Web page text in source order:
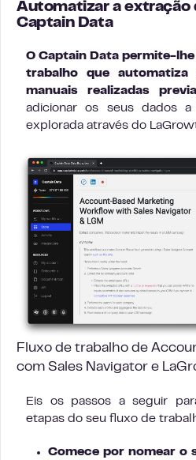
Automatizar a extração
Captain Data
O Captain Data permite-
trabalho que automatiza
manuais realizadas
adicionar os seus dados
explorada através do
Fluxo de trabalho de
com Sales Navigator e
Eis os passos a seguir
etapas do seu fluxo de
Comece por nomear o